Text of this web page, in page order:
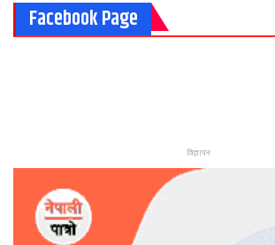
Facebook Page
विज्ञापन